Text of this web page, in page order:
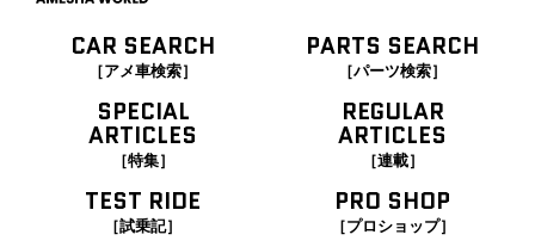
CAR SEARCH
［アメ車検索］
PARTS SEARCH
［パーツ検索］
SPECIAL
ARTICLES
［特集］
REGULAR
ARTICLES
［連載］
TEST RIDE
［試乗記］
PRO SHOP
［プロショップ］